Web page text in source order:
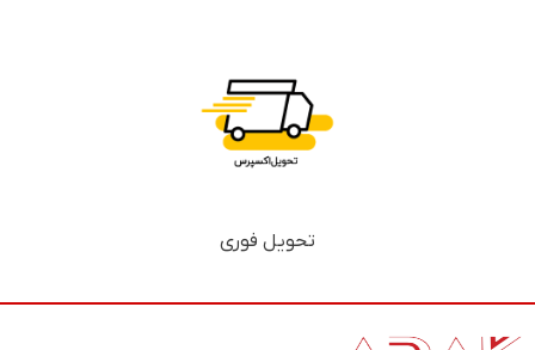
تحویل فوری